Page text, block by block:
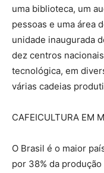
uma biblioteca, um
pessoas e uma área
unidade inaugurada
dez centros
tecnológica, em
várias cadeias
CAFEICULTURA EM
O Brasil é o maior
por 38% da